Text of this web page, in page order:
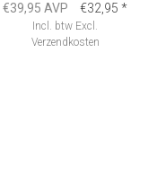
€39,95 AVP €32,95 *
Incl. btw Excl.
Verzendkosten